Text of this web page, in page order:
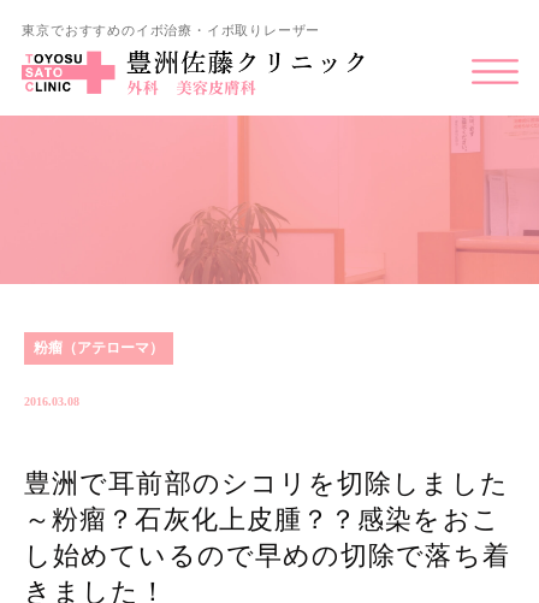
東京でおすすめのイボ治療・イボ取りレーザー
粉瘤（アテローマ）
2016.03.08
豊洲で耳前部のシコリを切除しました
～粉瘤？石灰化上皮腫？？感染をおこ
し始めているので早めの切除で落ち着
きました！